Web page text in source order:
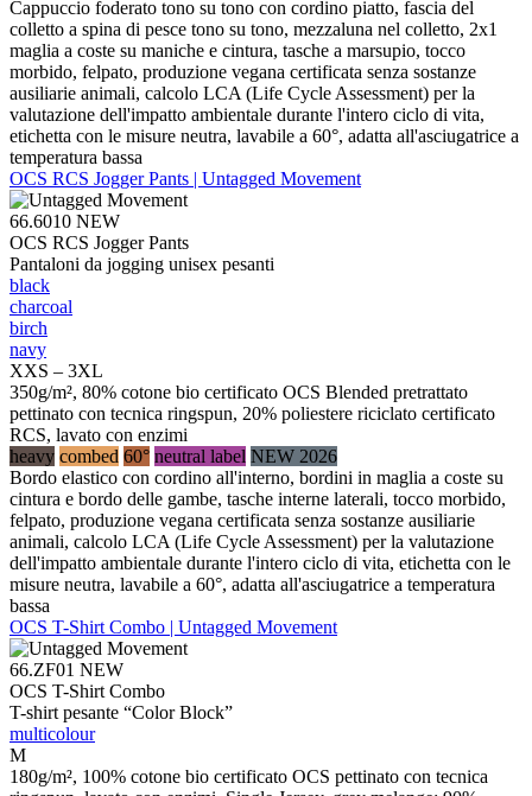
Cappuccio foderato tono su tono con cordino piatto, fascia del
colletto a spina di pesce tono su tono, mezzaluna nel colletto, 2x1
maglia a coste su maniche e cintura, tasche a marsupio, tocco
morbido, felpato, produzione vegana certificata senza sostanze
ausiliarie animali, calcolo LCA (Life Cycle Assessment) per la
valutazione dell'impatto ambientale durante l'intero ciclo di vita,
etichetta con le misure neutra, lavabile a 60°, adatta all'asciugatrice a
temperatura bassa
OCS RCS Jogger Pants | Untagged Movement
66.6010 NEW
OCS RCS Jogger Pants
Pantaloni da jogging unisex pesanti
black
charcoal
birch
navy
XXS – 3XL
350g/m², 80% cotone bio certificato OCS Blended pretrattato
pettinato con tecnica ringspun, 20% poliestere riciclato certificato
RCS, lavato con enzimi
heavy combed 60° neutral label NEW 2026
Bordo elastico con cordino all'interno, bordini in maglia a coste su
cintura e bordo delle gambe, tasche interne laterali, tocco morbido,
felpato, produzione vegana certificata senza sostanze ausiliarie
animali, calcolo LCA (Life Cycle Assessment) per la valutazione
dell'impatto ambientale durante l'intero ciclo di vita, etichetta con le
misure neutra, lavabile a 60°, adatta all'asciugatrice a temperatura
bassa
OCS T-Shirt Combo | Untagged Movement
66.ZF01 NEW
OCS T-Shirt Combo
T-shirt pesante “Color Block”
multicolour
M
180g/m², 100% cotone bio certificato OCS pettinato con tecnica